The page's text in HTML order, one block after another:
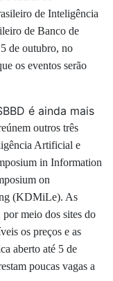
de Inteligência
de Banco de
de outubro, no
os eventos serão
é ainda mais
outros três
Artificial e
in Information
on
(KDMiLe). As
por meio dos sites do
os preços e as
aberto até 5 de
poucas vagas a